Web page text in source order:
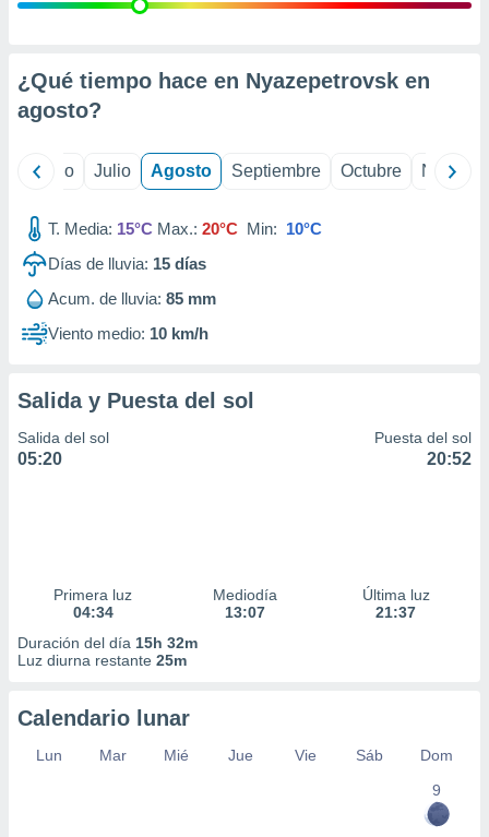
e
mediante
publicidad
de
1199
¿Qué tiempo hace en Nyazepetrovsk en
agosto?
Junio Julio Agosto Septiembre Octubre
T. Media: 15°C Max.: 20°C Min: 10°C
Días de lluvia: 15 días
Acum. de lluvia: 85 mm
Viento medio: 10 km/h
Salida y Puesta del sol
Salida del sol
05:20
Puesta del sol
20:52
Primera luz
04:34
Mediodía
13:07
Última luz
21:37
Duración del día 15h 32m
Luz diurna restante 25m
Calendario lunar
Lun Mar Mié Jue Vie Sáb
Dom
9